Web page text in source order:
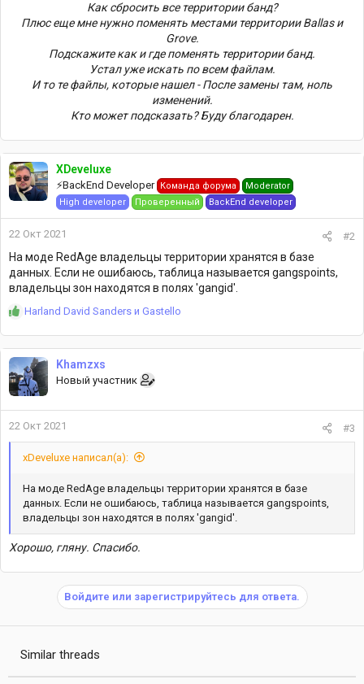
Как сбросить все территории банд?
Плюс еще мне нужно поменять местами территории Ballas и
Grove.
Подскажите как и где поменять территории банд.
Устал уже искать по всем файлам.
И то те файлы, которые нашел - После замены там, ноль
изменений.
Кто может подсказать? Буду благодарен.
XDeveluxe
⚡️BackEnd Developer Команда форума
Moderator
High developer
Проверенный BackEnd developer
22 Окт 2021 #2
На моде RedAge владельцы территории хранятся в базе
данных. Если не ошибаюсь, таблица называется gangspoints,
владельцы зон находятся в полях 'gangid'.
Р
а
ц
и
и
:
Harland David Sanders и Gastello
Khamzxs
Новый участник
22 Окт 2021 #3
xDeveluxe написал(а):
На моде RedAge владельцы территории хранятся в базе
данных. Если не ошибаюсь, таблица называется gangspoints,
владельцы зон находятся в полях 'gangid'.
Хорошо, гляну. Спасибо.
Войдите или зарегистрируйтесь для ответа.
Similar threads